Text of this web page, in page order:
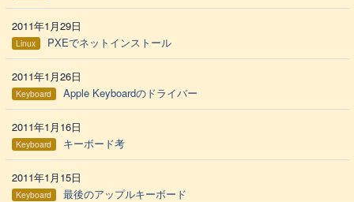
2011年1月29日
Linux PXEでネットインストール
2011年1月26日
Keyboard Apple Keyboardのドライバー
2011年1月16日
Keyboard キーボード考
2011年1月15日
Keyboard 最後のアップルキーボード